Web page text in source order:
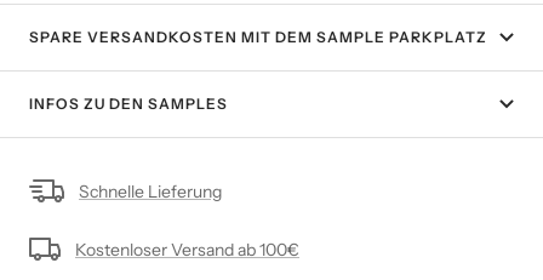
SPARE VERSANDKOSTEN MIT DEM SAMPLE PARKPLATZ
INFOS ZU DEN SAMPLES
Schnelle Lieferung
Kostenloser Versand ab 100€